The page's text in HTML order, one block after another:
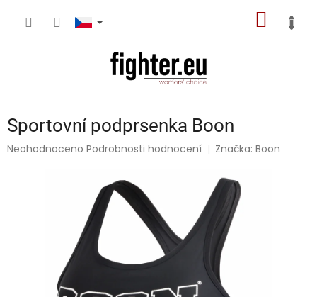
Sportovní podprsenka Boon
Průměrné
Neohodnoceno Podrobnosti hodnocení Značka:Boon